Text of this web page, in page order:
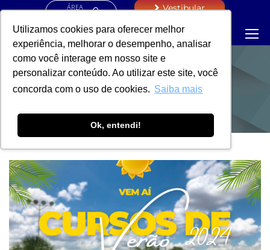
Utilizamos cookies para oferecer melhor
experiência, melhorar o desempenho, analisar
como você interage em nosso site e
personalizar conteúdo. Ao utilizar este site, você
concorda com o uso de cookies. Saiba mais
Ok, entendi!
ÁREA
Vestibular
NOTÍCIAS